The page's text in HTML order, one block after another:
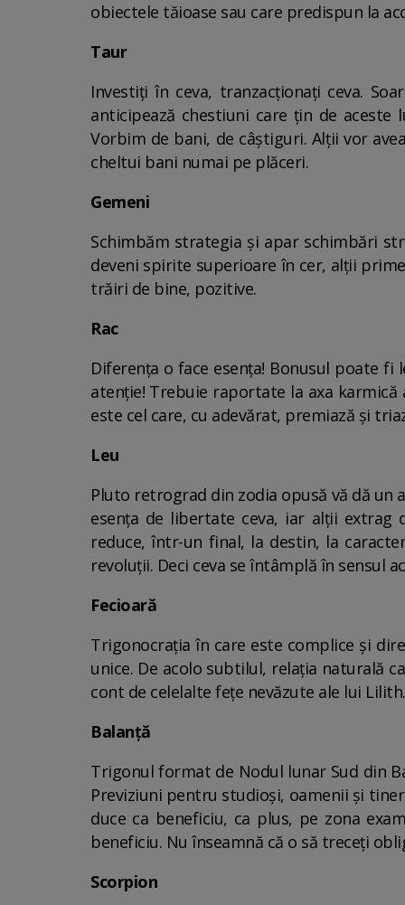
obiectele tăioase sau care predispun la
Taur
Investiți în ceva, tranzacționați ceva.
anticipează chestiuni care țin de aceste
Vorbim de bani, de câștiguri. Alții vor
cheltui bani numai pe plăceri.
Gemeni
Schimbăm strategia și apar schimbări
deveni spirite superioare în cer, alții
trăiri de bine, pozitive.
Rac
Diferența o face esența! Bonusul poate
atenție! Trebuie raportate la axa
este cel care, cu adevărat, premiază și
Leu
Pluto retrograd din zodia opusă vă dă
esența de libertate ceva, iar alții extrag
reduce, într-un final, la destin, la
revoluții. Deci ceva se întâmplă în sensul
Fecioară
Trigonocrația în care este complice și
unice. De acolo subtilul, relația naturală
cont de celelalte fețe nevăzute ale lui Lilith.
Balanță
Trigonul format de Nodul lunar Sud din
Previziuni pentru studioși, oamenii și
duce ca beneficiu, ca plus, pe zona
beneficiu. Nu înseamnă că o să treceți
Scorpion